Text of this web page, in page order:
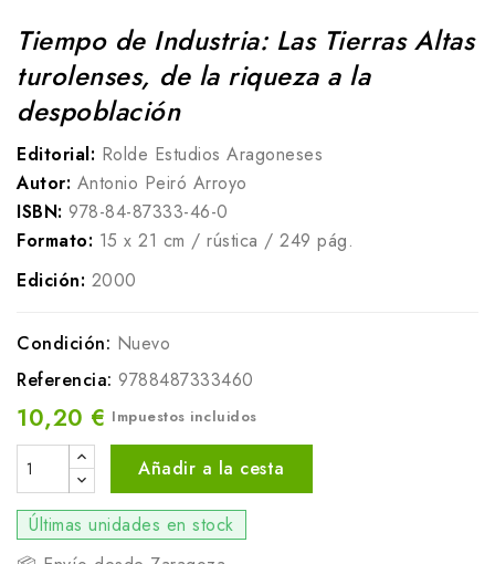
Tiempo de Industria: Las Tierras Altas
turolenses, de la riqueza a la
despoblación
Editorial: Rolde Estudios Aragoneses
Autor: Antonio Peiró Arroyo
ISBN: 978-84-87333-46-0
Formato: 15 x 21 cm / rústica / 249 pág.
Edición: 2000
Condición: Nuevo
Referencia: 9788487333460
10,20 € Impuestos incluidos
Añadir a la cesta
Últimas unidades en stock